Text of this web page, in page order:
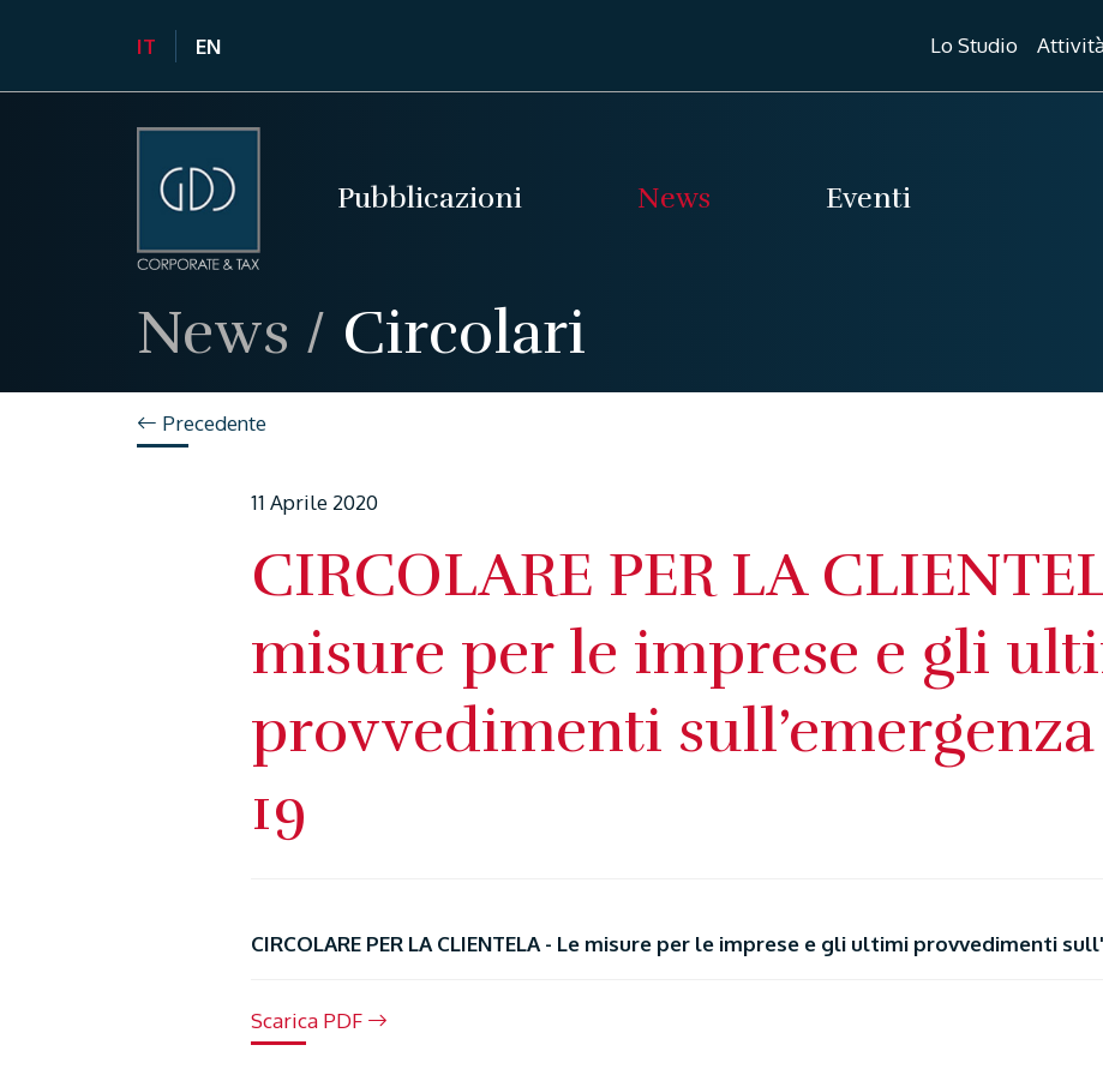
IT EN Lo Studio
Pubblicazioni News Eventi
News / Circolari
Precedente
11 Aprile 2020
CIRCOLARE PER LA
misure per le imprese e gli
provvedimenti
19
CIRCOLARE PER LA CLIENTELA - Le misure per le imprese e gli ultimi provvedimenti
Scarica PDF